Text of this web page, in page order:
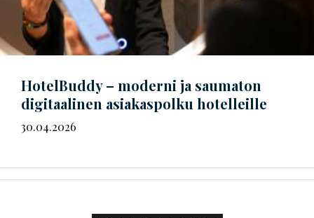
HotelBuddy – moderni ja saumaton
digitaalinen asiakaspolku hotelleille
30.04.2026